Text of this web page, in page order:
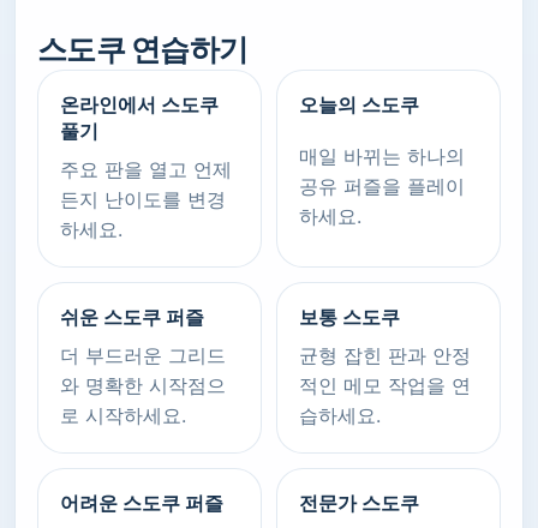
스도쿠 연습하기
온라인에서 스도쿠
풀기
주요 판을 열고 언제
든지 난이도를 변경
하세요.
오늘의 스도쿠
매일 바뀌는 하나의
공유 퍼즐을 플레이
하세요.
쉬운 스도쿠 퍼즐
더 부드러운 그리드
와 명확한 시작점으
로 시작하세요.
보통 스도쿠
균형 잡힌 판과 안정
적인 메모 작업을 연
습하세요.
어려운 스도쿠 퍼즐
전문가 스도쿠